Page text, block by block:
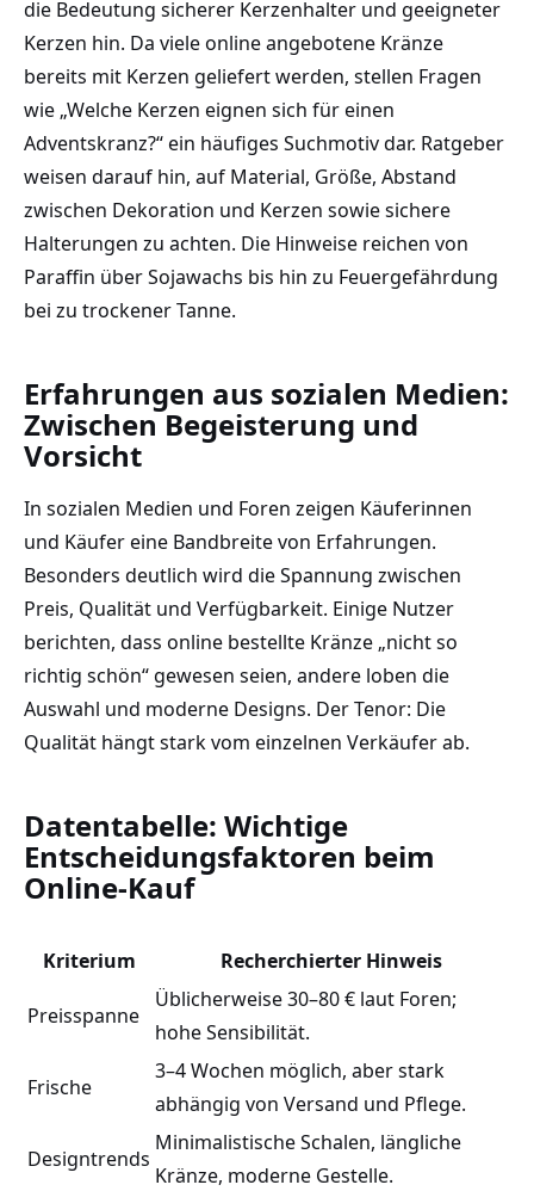
die Bedeutung sicherer Kerzenhalter und geeigneter
Kerzen hin. Da viele online angebotene Kränze
bereits mit Kerzen geliefert werden, stellen Fragen
wie „Welche Kerzen eignen sich für einen
Adventskranz?“ ein häufiges Suchmotiv dar. Ratgeber
weisen darauf hin, auf Material, Größe, Abstand
zwischen Dekoration und Kerzen sowie sichere
Halterungen zu achten. Die Hinweise reichen von
Paraffin über Sojawachs bis hin zu Feuergefährdung
bei zu trockener Tanne.
Erfahrungen aus sozialen Medien:
Zwischen Begeisterung und
Vorsicht
In sozialen Medien und Foren zeigen Käuferinnen
und Käufer eine Bandbreite von Erfahrungen.
Besonders deutlich wird die Spannung zwischen
Preis, Qualität und Verfügbarkeit. Einige Nutzer
berichten, dass online bestellte Kränze „nicht so
richtig schön“ gewesen seien, andere loben die
Auswahl und moderne Designs. Der Tenor: Die
Qualität hängt stark vom einzelnen Verkäufer ab.
Datentabelle: Wichtige
Entscheidungsfaktoren beim
Online-Kauf
Kriterium Recherchierter Hinweis
Preisspanne
Üblicherweise 30–80 € laut Foren;
hohe Sensibilität.
Frische
3–4 Wochen möglich, aber stark
abhängig von Versand und Pflege.
Designtrends
Minimalistische Schalen, längliche
Kränze, moderne Gestelle.